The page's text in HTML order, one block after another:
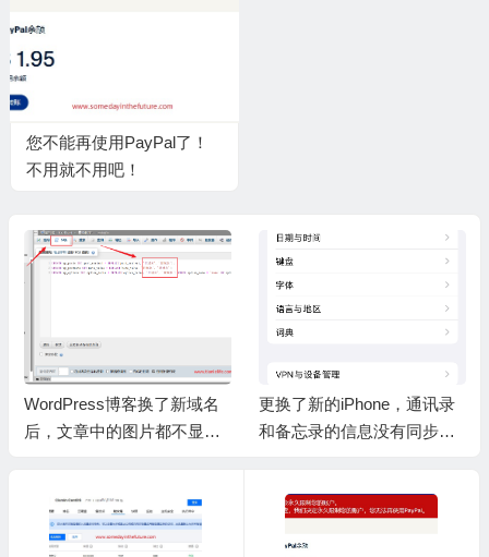
您不能再使用PayPal了！
不用就不用吧！
WordPress博客换了新域名
后，文章中的图片都不显示
更换了新的iPhone，通讯录
和备忘录的信息没有同步过